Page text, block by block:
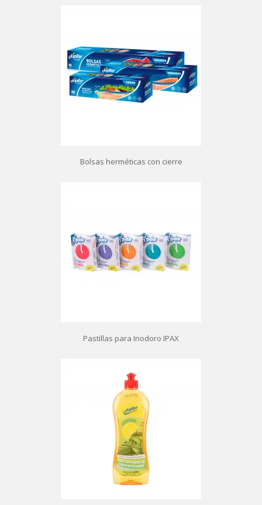
Bolsas herméticas con cierre
Pastillas para Inodoro IPAX